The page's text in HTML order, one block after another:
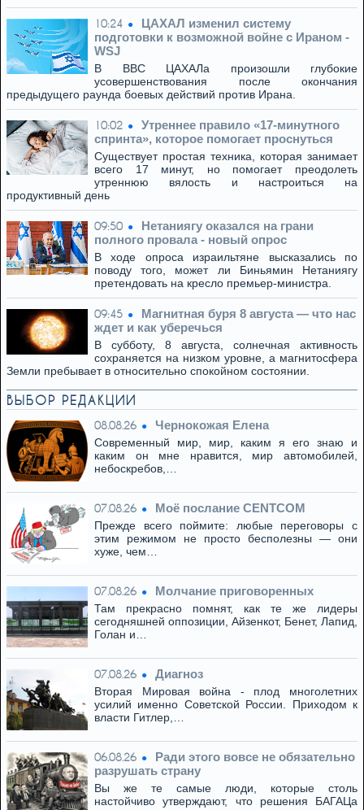
10:24
ЦАХАЛ изменил систему
подготовки к возможной войне с Ираном -
WSJ
В ВВС ЦАХАЛа произошли глубокие
усовершенствования после окончания
предыдущего раунда боевых действий против Ирана.
10:02
Утреннее правило «17-минутного
спринта», которое помогает проснуться
Существует простая техника, которая занимает
всего 17 минут, но помогает преодолеть
утреннюю вялость и настроиться на
продуктивный день
09:50
Нетаниягу оказался на грани
полного провала - новый опрос
В ходе опроса израильтяне высказались по
поводу того, может ли Биньямин Нетаниягу
претендовать на кресло премьер-министра.
09:45
Магнитная буря 8 августа — что нас
ждет и как уберечься
В субботу, 8 августа, солнечная активность
сохраняется на низком уровне, а магнитосфера
Земли пребывает в относительно спокойном состоянии.
ВЫБОР РЕДАКЦИИ
08.08.26 Чернокожая Елена
Современный мир, мир, каким я его знаю и
каким он мне нравится, мир автомобилей,
небоскребов,…
07.08.26 Моё послание CENTCOM
Прежде всего поймите: любые переговоры с
этим режимом не просто бесполезны — они
хуже, чем…
07.08.26 Молчание приговоренных
Там прекрасно помнят, как те же лидеры
сегодняшней оппозиции, Айзенкот, Бенет, Лапид,
Голан и…
07.08.26 Диагноз
Вторая Мировая война - плод многолетних
усилий именно Советской России. Приходом к
власти Гитлер,…
06.08.26
Ради этого вовсе не обязательно
разрушать страну
Вы же те самые люди, которые столь
настойчиво утверждают, что решения БАГАЦа